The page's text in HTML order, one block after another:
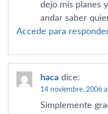
dejo mis planes
andar saber
Accede para
haca dice:
14 noviembre, 2006
Simplemente